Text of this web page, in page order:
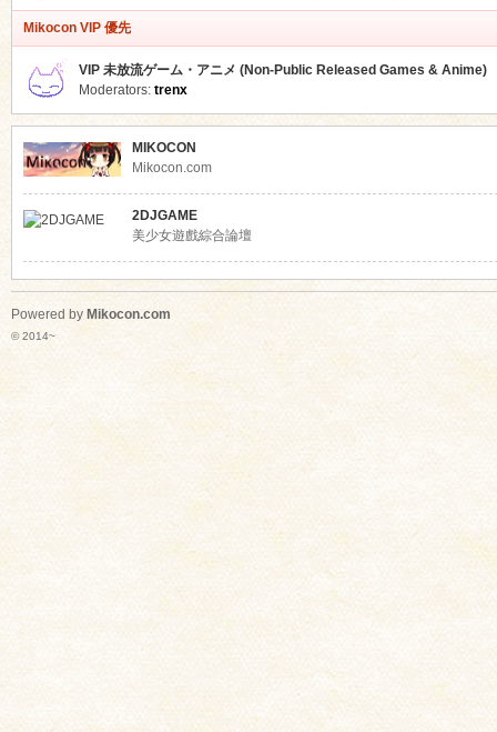
Mikocon VIP 優先
VIP 未放流ゲーム・アニメ (Non-Public Released Games & Anime)
Moderators: trenx
MIKOCON
Mikocon.com
2DJGAME
美少女遊戲綜合論壇
Powered by Mikocon.com
© 2014~